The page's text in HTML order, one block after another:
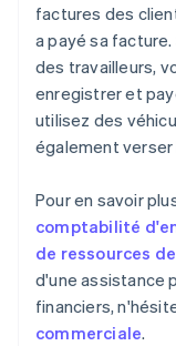
factures des
a payé sa
des travailleurs,
enregistrer et
utilisez des
également verser
Pour en savoir
comptabilité
de ressources
d'une assistance
financiers,
commerciale.